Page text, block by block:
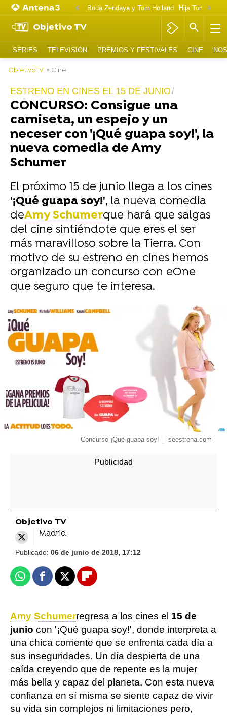
Boda Zendaya y Tom Holland Hija Tom
Objetivo TV
SERIES TELEVISIÓN PREMIOS Y FESTIVALES CINE
ObjetivoTV » Cine
ESTRENO EN CINES EL 15 DE JUNIO
CONCURSO: Consigue una
camiseta, un espejo y un
neceser con '¡Qué guapa soy!', la
nueva comedia de Amy
Schumer
El próximo 15 de junio llega a los cines
'¡Qué guapa soy!', la nueva comedia
deAmy Schumerque hará que salgas
del cine sintiéndote que eres el ser
más maravilloso sobre la Tierra. Con
motivo de su estreno en cines hemos
organizado un concurso con eOne
que seguro que te interesa.
Concurso ¡Qué guapa soy! seestrena.com
Objetivo TV
Madrid
Publicado: 06 de junio de 2018, 17:12
WhatsappFacebook
X Flipboard
Amy Schumerregresa a los cines el 15 de
junio con '¡Qué guapa soy!', donde interpreta a
una chica corriente que se enfrenta cada día a
sus inseguridades. Un día despierta de una
caída creyendo que de repente es la mujer
más bella y capaz del planeta. Con esta nueva
confianza en sí misma se siente capaz de vivir
su vida sin complejos ni limitaciones pero,